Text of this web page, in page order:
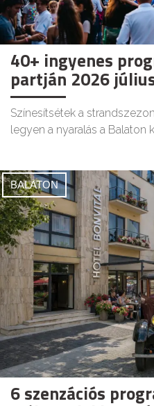
40+ ingyenes
partján 2026
Színesítsétek a
legyen a nyaralás a Balaton
BALATON
6 szenzációs